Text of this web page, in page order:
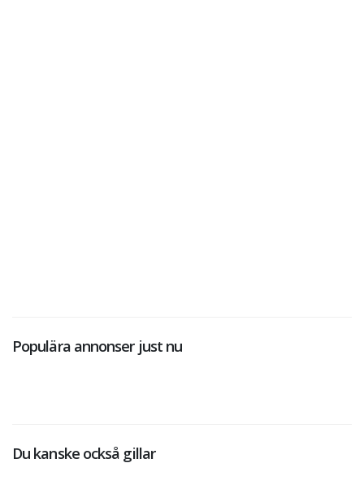
Populära annonser just nu
Du kanske också gillar